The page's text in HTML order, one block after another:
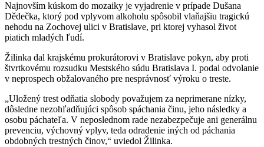
Najnovším kúskom do mozaiky je vyjadrenie v prípade Dušana
Dědečka, ktorý pod vplyvom alkoholu spôsobil vlaňajšiu tragickú
nehodu na Zochovej ulici v Bratislave, pri ktorej vyhasol život
piatich mladých ľudí.
Žilinka dal krajskému prokurátorovi v Bratislave pokyn, aby proti
štvrtkovému rozsudku Mestského súdu Bratislava I. podal odvolanie
v neprospech obžalovaného pre nesprávnosť výroku o treste.
„Uložený trest odňatia slobody považujem za neprimerane nízky,
dôsledne nezohľadňujúci spôsob spáchania činu, jeho následky a
osobu páchateľa. V neposlednom rade nezabezpečuje ani generálnu
prevenciu, výchovný vplyv, teda odradenie iných od páchania
obdobných trestných činov,“ uviedol Žilinka.